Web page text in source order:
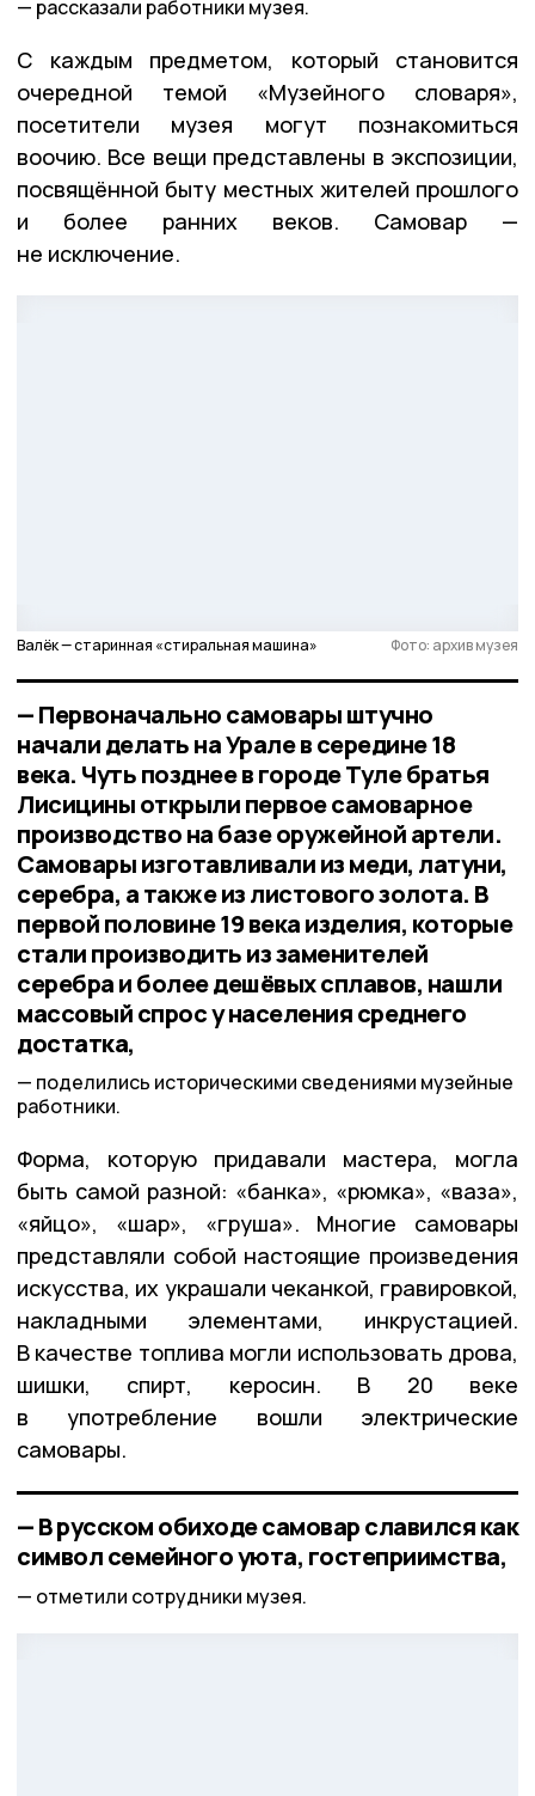
рассказали работники музея.
С каждым предметом, который становится
очередной темой «Музейного словаря»,
посетители музея могут познакомиться
воочию. Все вещи представлены в экспозиции,
посвящённой быту местных жителей прошлого
и более ранних веков. Самовар —
не исключение.
Валёк — старинная «стиральная машина» Фото: архив музея
— Первоначально самовары штучно
начали делать на Урале в середине 18
века. Чуть позднее в городе Туле братья
Лисицины открыли первое самоварное
производство на базе оружейной артели.
Самовары изготавливали из меди, латуни,
серебра, а также из листового золота. В
первой половине 19 века изделия, которые
стали производить из заменителей
серебра и более дешёвых сплавов, нашли
массовый спрос у населения среднего
достатка,
поделились историческими сведениями музейные
работники.
Форма, которую придавали мастера, могла
быть самой разной: «банка», «рюмка», «ваза»,
«яйцо», «шар», «груша». Многие самовары
представляли собой настоящие произведения
искусства, их украшали чеканкой, гравировкой,
накладными элементами, инкрустацией.
В качестве топлива могли использовать дрова,
шишки, спирт, керосин. В 20 веке
в употребление вошли электрические
самовары.
— В русском обиходе самовар славился как
символ семейного уюта, гостеприимства,
отметили сотрудники музея.